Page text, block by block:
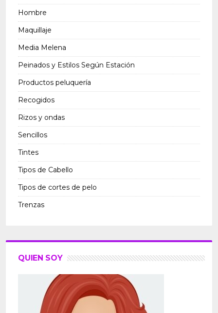
Hombre
Maquillaje
Media Melena
Peinados y Estilos Según Estación
Productos peluquería
Recogidos
Rizos y ondas
Sencillos
Tintes
Tipos de Cabello
Tipos de cortes de pelo
Trenzas
QUIEN SOY